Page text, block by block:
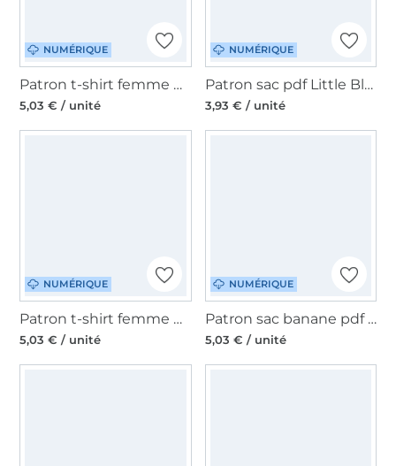
NUMÉRIQUE
Patron t-shirt femme pdf Sissy Sew Simple, en allemand
5,03 € / unité
NUMÉRIQUE
Patron sac pdf Little Bloom Unikati, en allemand
3,93 € / unité
NUMÉRIQUE
Patron t-shirt femme pdf Meene Sew Simple, en allemand
5,03 € / unité
NUMÉRIQUE
Patron sac banane pdf Sew Simple, allemand
5,03 € / unité